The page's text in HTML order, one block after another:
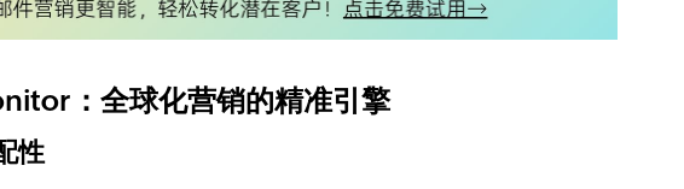
：全球化营销的精准引擎
性